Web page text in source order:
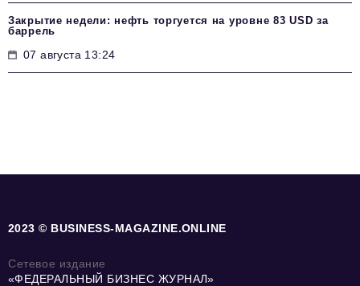
Закрытие недели: нефть торгуется на уровне 83 USD за
баррель
07 августа 13:24
2023 © BUSINESS-MAGAZINE.ONLINE
Сетевое издание
«ФЕДЕРАЛЬНЫЙ БИЗНЕС ЖУРНАЛ»